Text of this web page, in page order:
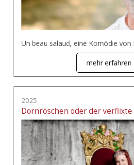
Un beau salaud, eine Komödie von
mehr erfahren
2025
Dornröschen oder der